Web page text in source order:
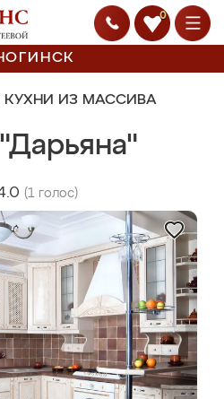
0
КУХНИ ИЗ МАССИВА
(1 голос)